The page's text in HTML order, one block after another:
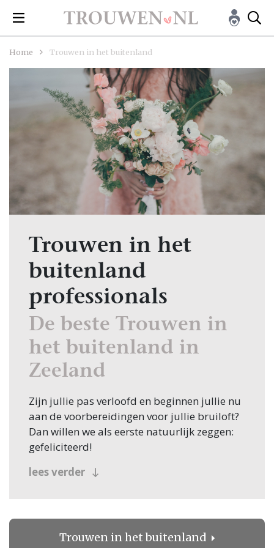
Home Trouwen in het buitenland
Trouwen in het
buitenland
professionals
De beste Trouwen in
het buitenland in
Zeeland
Zijn jullie pas verloofd en beginnen jullie nu
aan de voorbereidingen voor jullie bruiloft?
Dan willen we als eerste natuurlijk zeggen:
gefeliciteerd!
Veel bruidsparen beginnen hun zoektocht
voor alle facetten van jullie bruiloft.
lees verder
Trouwen in het buitenland